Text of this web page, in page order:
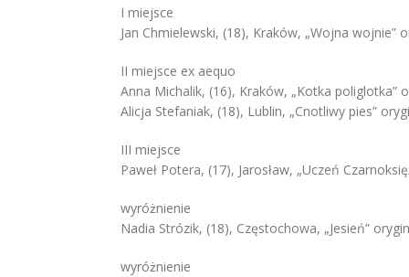
I miejsce
Jan Chmielewski, (18), Kraków, „Wojna wojnie”
II miejsce ex aequo
Anna Michalik, (16), Kraków, „Kotka poliglotka”
Alicja Stefaniak, (18), Lublin, „Cnotliwy pies”
III miejsce
Paweł Potera, (17), Jarosław, „Uczeń
wyróżnienie
Nadia Strózik, (18), Częstochowa, „Jesień”
wyróżnienie